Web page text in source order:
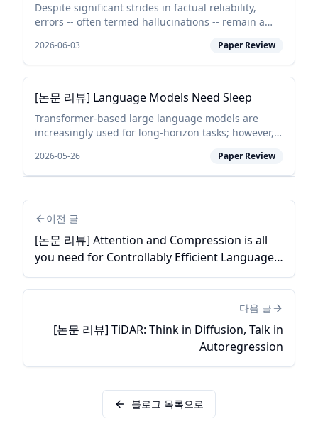
Despite significant strides in factual reliability,
errors -- often termed hallucinations -- remain a
are increasingly expected to be helpful in mor...
2026-06-03 Paper Review
[논문 리뷰] Language Models Need Sleep
Transformer-based large language models are
increasingly used for long-horizon tasks; however,
context length. To handle this, we study a sleep-like
consol...
2026-05-26 Paper Review
이전 글
[논문 리뷰] Attention and Compression is all
you need for Controllably Efficient Language
Models
다음 글
[논문 리뷰] TiDAR: Think in Diffusion, Talk in
Autoregression
블로그 목록으로